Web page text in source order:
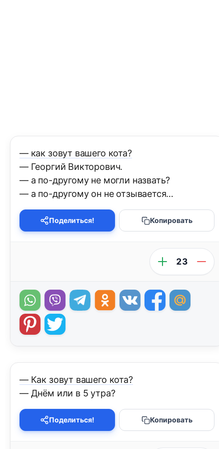
— как зовут вашего кота?
— Георгий Викторович.
— а по-другому не могли назвать?
— а по-другому он не отзывается…
Поделиться! Копировать
23
— Как зовут вашего кота?
— Днём или в 5 утра?
Поделиться! Копировать